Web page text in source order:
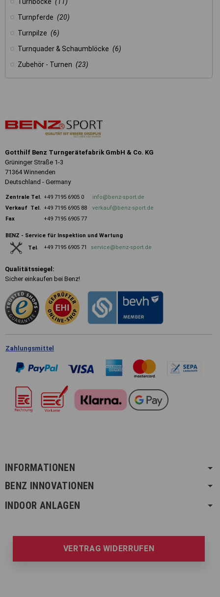
Turnböcke (11)
Turnpferde (20)
Turnpilze (6)
Turnquader & Schaumblöcke (6)
Zubehör - Turnen (23)
Gotthilf Benz Turngerätefabrik GmbH & Co. KG
Grüninger Straße 1-3
71364 Winnenden
Deutschland - Germany
Zentrale Tel. +49 7195 6905 0
info@benz-sport.de
Verkauf Tel. +49 7195 6905 88
verkauf@benz-sport.de
Fax
+49 7195 6905 77
BENZ - Service für Inspektion und Wartung
Tel. +49 7195 6905 71 service@benz-sport.de
Qualitätssiegel:
Sicher einkaufen bei Benz!
Zahlungsmittel
INFORMATIONEN
BENZ INNOVATIONEN
INDOOR ANLAGEN
VERTRAG WIDERRUFEN